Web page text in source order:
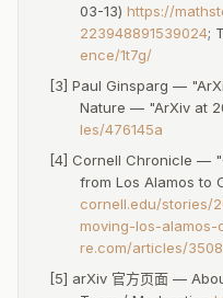
使命漂移风险
独立非营利组织需要持续
助方需求，可能偏离"免
SSRN 被 Elsevier 收购的
管理层开支膨胀
$300K CEO 薪资 +
用，这些都是独立化的成
投入——特别是核心审稿
03-13) https://
223948891539024;
ence/1t7g/
[3] Paul Ginsparg —
Nature — "ArXiv at
les/476145a
[4] Cornell Chronicle —
from Los Alamos to
cornell.edu/stories/
moving-los-alamos-
re.com/articles/
[5] arXiv 官方页面 —